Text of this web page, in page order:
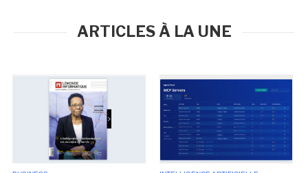
ARTICLES À LA UNE